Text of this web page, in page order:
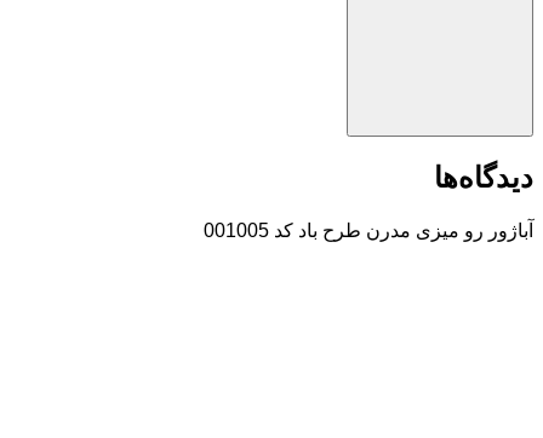
دیدگاه‌ها
آباژور رو میزی مدرن طرح باد کد 001005